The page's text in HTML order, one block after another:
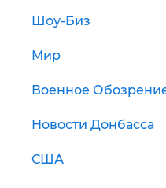
Шоу-Биз
Мир
Военное
Новости Донбасса
США